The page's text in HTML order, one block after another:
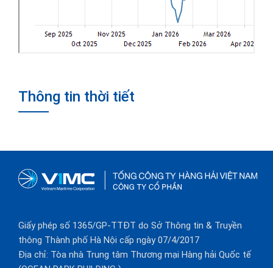
Thông tin thời tiết
Giấy phép số 1365/GP-TTĐT do Sở Thông tin & Truyền
thông Thành phố Hà Nội cấp ngày 07/4/2017
Địa chỉ: Tòa nhà Trung tâm Thương mại Hàng hải Quốc tế